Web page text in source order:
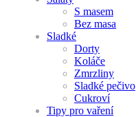
S masem
Bez masa
Sladké
Dorty
Koláče
Zmrzliny
Sladké pečivo
Cukroví
Tipy pro vaření